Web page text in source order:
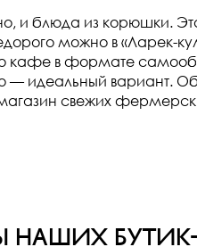
и блюда из корюшки.
можно в «Ларек-
кафе в формате
— идеальный вариант.
свежих
бутик-